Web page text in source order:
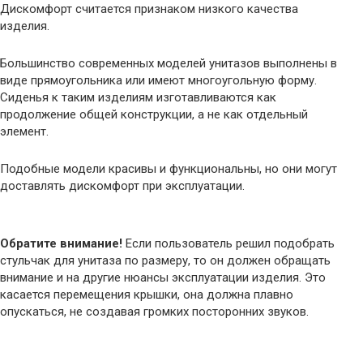
Дискомфорт считается признаком низкого качества
изделия.
Большинство современных моделей унитазов выполнены в
виде прямоугольника или имеют многоугольную форму.
Сиденья к таким изделиям изготавливаются как
продолжение общей конструкции, а не как отдельный
элемент.
Подобные модели красивы и функциональны, но они могут
доставлять дискомфорт при эксплуатации.
Обратите внимание! Если пользователь решил подобрать
стульчак для унитаза по размеру, то он должен обращать
внимание и на другие нюансы эксплуатации изделия. Это
касается перемещения крышки, она должна плавно
опускаться, не создавая громких посторонних звуков.